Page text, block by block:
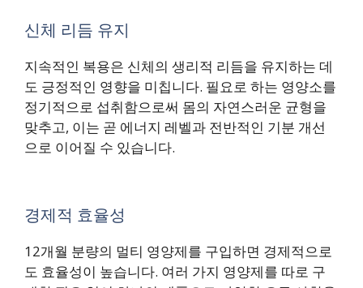
신체 리듬 유지
지속적인 복용은 신체의 생리적 리듬을 유지하는 데
도 긍정적인 영향을 미칩니다. 필요로 하는 영양소를
정기적으로 섭취함으로써 몸의 자연스러운 균형을
맞추고, 이는 곧 에너지 레벨과 전반적인 기분 개선
으로 이어질 수 있습니다.
경제적 효율성
12개월 분량의 멀티 영양제를 구입하면 경제적으로
도 효율성이 높습니다. 여러 가지 영양제를 따로 구